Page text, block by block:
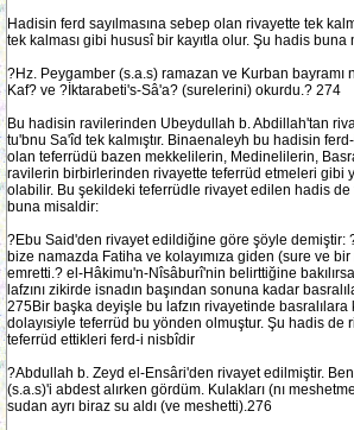
Hadisin ferd sayılmasına sebep olan rivayette tek
tek kalması gibi hususî bir kayıtla olur. Şu hadis buna
?Hz. Peygamber (s.a.s) ramazan ve Kurban bayramı
Kaf? ve ?İktarabeti's-Sâ'a? (surelerini) okurdu.? 274
Bu hadisin ravilerinden Ubeydullah b. Abdillah'tan
tu'bnu Sa'îd tek kalmıştır. Binaenaleyh bu hadisin
olan teferrüdü bazen mekkelilerin, Medinelilerin,
ravilerin birbirlerinden rivayette teferrüd etmeleri gibi
olabilir. Bu şekildeki teferrüdle rivayet edilen hadis
buna misaldir:
?Ebu Said'den rivayet edildiğine göre şöyle demiştir:
bize namazda Fatiha ve kolayımıza giden (sure ve bir
emretti.? el-Hâkimu'n-Nîsâburî'nin belirttiğine
lafzını zikirde isnadın başından sonuna kadar
275Bir başka deyişle bu lafzın rivayetinde basralılara
dolayısiyle teferrüd bu yönden olmuştur. Şu hadis de
teferrüd ettikleri ferd-i nisbîdir
?Abdullah b. Zeyd el-Ensâri'den rivayet edilmiştir.
(s.a.s)'i abdest alırken gördüm. Kulakları (nı
sudan ayrı biraz su aldı (ve meshetti).276